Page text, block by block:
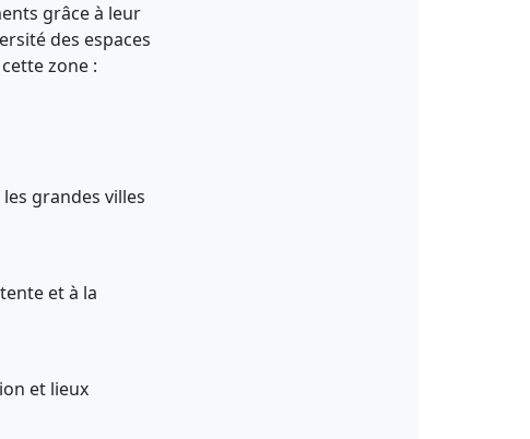
grâce à leur
des espaces
zone :
grandes villes
et à la
et lieux